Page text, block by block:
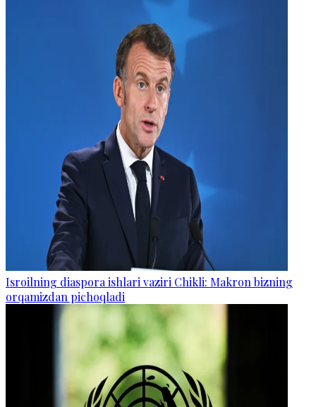
Isroilning diaspora ishlari vaziri Chikli: Makron bizning
orqamizdan pichoqladi